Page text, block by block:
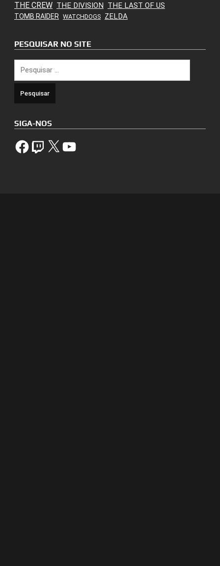
THE CREW THE DIVISION THE LAST OF US
TOMB RAIDER WATCHDOGS ZELDA
PESQUISAR NO SITE
por:
SIGA-NOS
FacebookTwitch X YouTube